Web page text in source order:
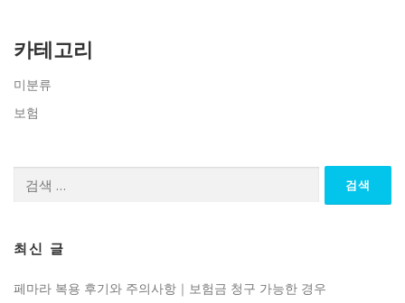
카테고리
미분류
보험
최신 글
페마라 복용 후기와 주의사항｜보험금 청구 가능한 경우